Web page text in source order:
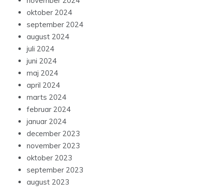
oktober 2024
september 2024
august 2024
juli 2024
juni 2024
maj 2024
april 2024
marts 2024
februar 2024
januar 2024
december 2023
november 2023
oktober 2023
september 2023
august 2023